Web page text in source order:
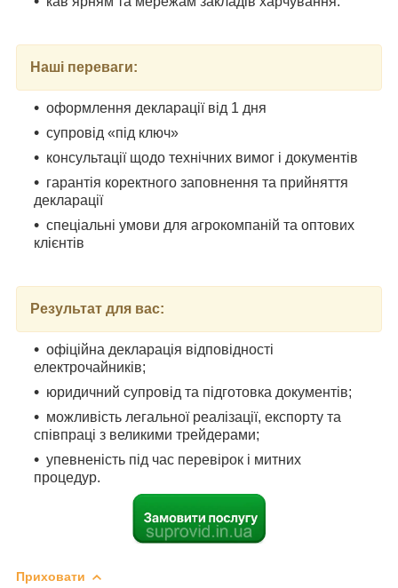
Наші переваги:
оформлення декларації від 1 дня
супровід «під ключ»
консультації щодо технічних вимог і документів
гарантія коректного заповнення та прийняття
декларації
спеціальні умови для агрокомпаній та оптових
клієнтів
Результат для вас:
офіційна декларація відповідності
електрочайників;
юридичний супровід та підготовка документів;
можливість легальної реалізації, експорту та
співпраці з великими трейдерами;
упевненість під час перевірок і митних
процедур.
Приховати